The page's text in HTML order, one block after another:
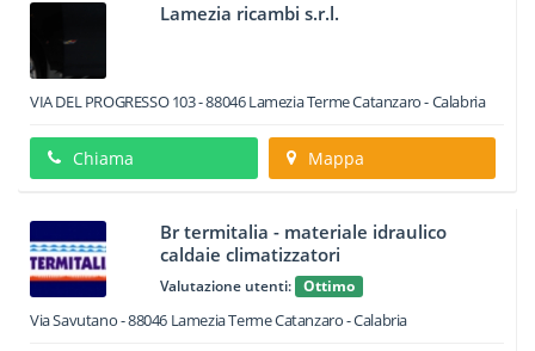
Lamezia ricambi s.r.l.
VIA DEL PROGRESSO 103-88046Lamezia TermeCatanzaro -Calabria
Chiama Mappa
Br termitalia - materiale idraulico
caldaie climatizzatori
Valutazione utenti: Ottimo
Via Savutano-88046 Lamezia TermeCatanzaro -Calabria